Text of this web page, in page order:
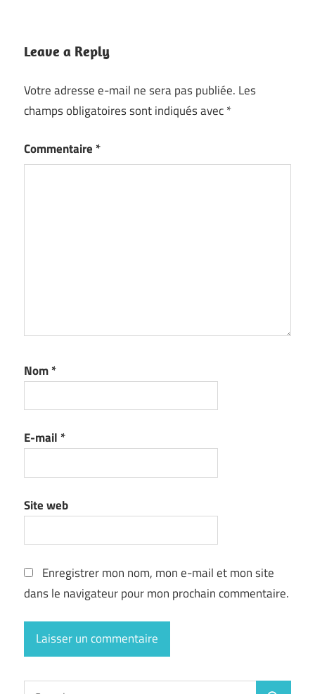
Leave a Reply
Votre adresse e-mail ne sera pas publiée. Les
champs obligatoires sont indiqués avec*
Commentaire *
Nom*
E-mail *
Site web
Enregistrer mon nom, mon e-mail et mon site
dans le navigateur pour mon prochain commentaire.
Search